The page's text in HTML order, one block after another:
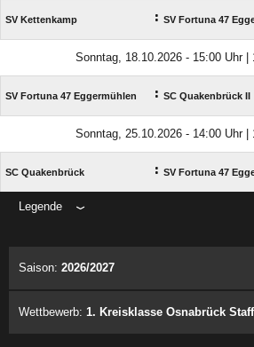
SV Kettenkamp : SV Fortuna 47
Sonntag, 18.10.2026 - 15:00 Uhr |
SV Fortuna 47 Eggermühlen : SC Quakenbrück II
Sonntag, 25.10.2026 - 14:00 Uhr |
SC Quakenbrück : SV Fortuna 47
Legende
Saison: 2026/2027
Wettbewerb: 1. Kreisklasse Osnabrück